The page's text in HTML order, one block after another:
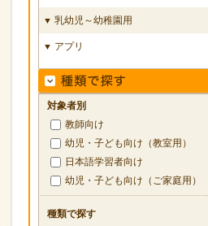
▼ 乳幼児～幼稚園用
▼ アプリ
対象者別
教師向け
幼児・子ども向け（教室用）
日本語学習者向け
幼児・子ども向け（ご家庭用）
種類で探す